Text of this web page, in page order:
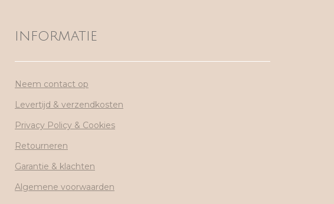
INFORMATIE
Neem contact op
Levertijd & verzendkosten
Privacy Policy & Cookies
Retourneren
Garantie & klachten
Algemene voorwaarden